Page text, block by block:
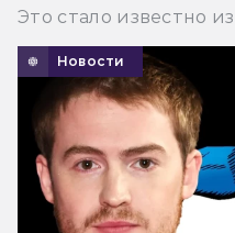
Это стало известно
Новости